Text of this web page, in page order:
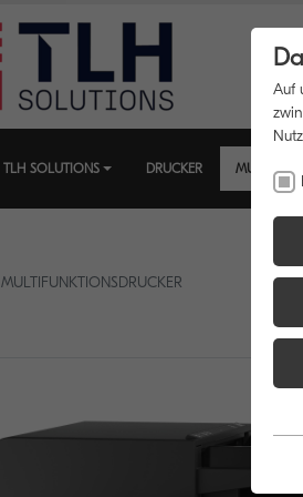
TLH SOLUTIONS DRUCKER
MULTIFUNKTIONSDRUCKER
Auf